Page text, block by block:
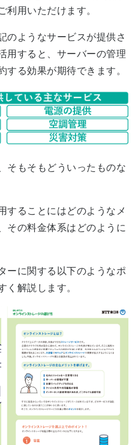
利用いただけます。
のようなサービスが提供さ
用すると、サーバーの管理
する効果が期待できます。
そもそもどういったものな
することにはどのようなメ
その料金体系はどのように
ーに関する以下のようなポ
く解説します。